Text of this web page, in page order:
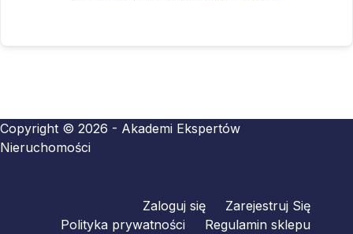
Copyright © 2026 - Akademi Ekspertów
Nieruchomości
Zaloguj się
Zarejestruj Się
Polityka prywatności
Regulamin sklepu